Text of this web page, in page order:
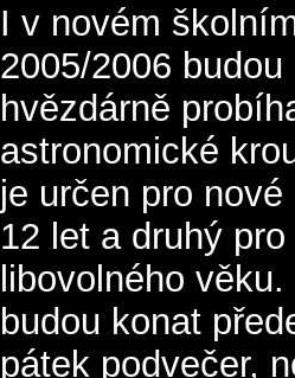
I v novém
2005/2006 budou
hvězdárně
astronomické
je určen pro
12 let a druhý
libovolného
budou konat
pátek podvečer,